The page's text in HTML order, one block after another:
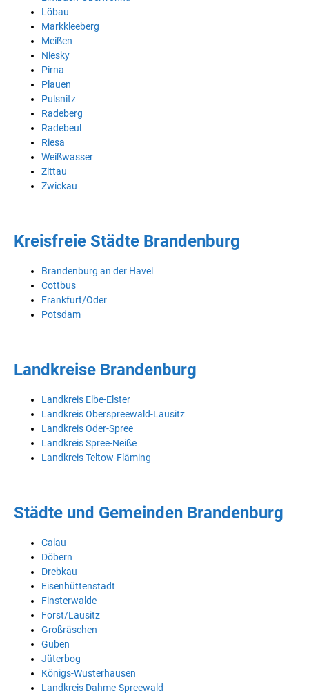
Löbau
Markkleeberg
Meißen
Niesky
Pirna
Plauen
Pulsnitz
Radeberg
Radebeul
Riesa
Weißwasser
Zittau
Zwickau
Kreisfreie Städte Brandenburg
Brandenburg an der Havel
Cottbus
Frankfurt/Oder
Potsdam
Landkreise Brandenburg
Landkreis Elbe-Elster
Landkreis Oberspreewald-Lausitz
Landkreis Oder-Spree
Landkreis Spree-Neiße
Landkreis Teltow-Fläming
Städte und Gemeinden Brandenburg
Calau
Döbern
Drebkau
Eisenhüttenstadt
Finsterwalde
Forst/Lausitz
Großräschen
Guben
Jüterbog
Königs-Wusterhausen
Landkreis Dahme-Spreewald